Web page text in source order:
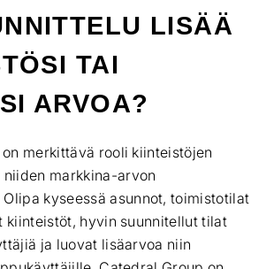
LISÄÄ
TAI
ARVOA?
merkittävä rooli kiinteistöjen
markkina-arvon
kyseessä asunnot, toimistotilat
kiinteistöt, hyvin suunnitellut tilat
ja luovat lisäarvoa niin